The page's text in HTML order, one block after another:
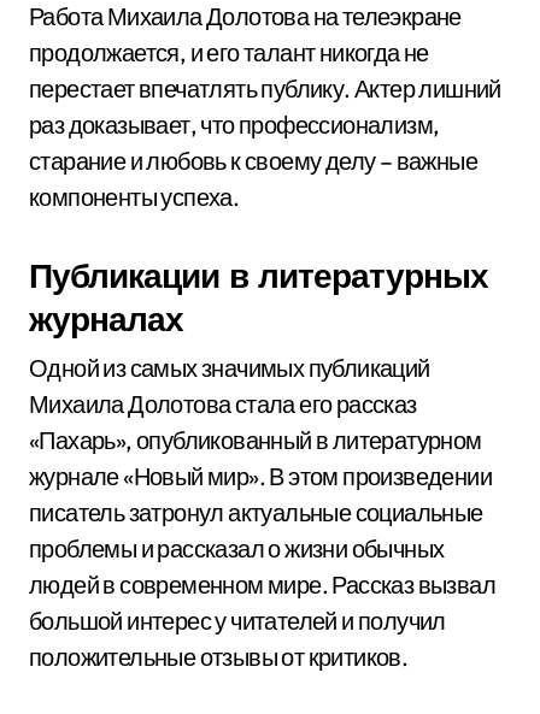
Работа Михаила Долотова на телеэкране
продолжается, и его талант никогда не
перестает впечатлять публику. Актер лишний
раз доказывает, что профессионализм,
старание и любовь к своему делу – важные
компоненты успеха.
Публикации в литературных
журналах
Одной из самых значимых публикаций
Михаила Долотова стала его рассказ
«Пахарь», опубликованный в литературном
журнале «Новый мир». В этом произведении
писатель затронул актуальные социальные
проблемы и рассказал о жизни обычных
людей в современном мире. Рассказ вызвал
большой интерес у читателей и получил
положительные отзывы от критиков.